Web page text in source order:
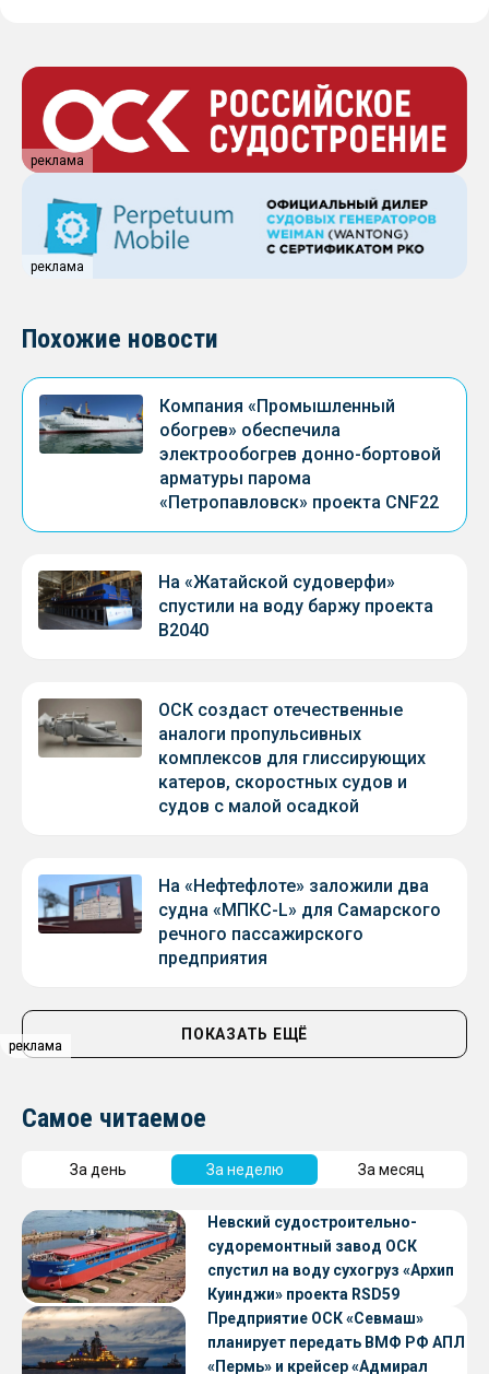
реклама
реклама
реклама
реклама
Похожие новости
Компания «Промышленный
обогрев» обеспечила
электрообогрев донно-бортовой
арматуры парома
«Петропавловск» проекта CNF22
На «Жатайской судоверфи»
спустили на воду баржу проекта
В2040
ОСК создаст отечественные
аналоги пропульсивных
комплексов для глиссирующих
катеров, скоростных судов и
судов с малой осадкой
На «Нефтефлоте» заложили два
судна «МПКС-L» для Самарского
речного пассажирского
предприятия
ПОКАЗАТЬ ЕЩЁ
Самое читаемое
За день За неделю За месяц
Невский судостроительно-
судоремонтный завод ОСК
спустил на воду сухогруз «Архип
Куинджи» проекта RSD59
Предприятие ОСК «Севмаш»
планирует передать ВМФ РФ АПЛ
«Пермь» и крейсер «Адмирал